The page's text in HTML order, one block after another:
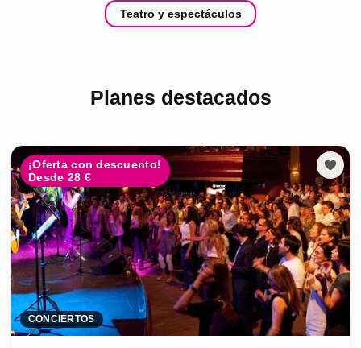
Teatro y espectáculos
Planes destacados
¡Oferta con descuento!
Desde 28 €
CONCIERTOS